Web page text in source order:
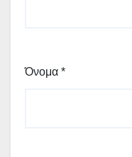
Όνομα *